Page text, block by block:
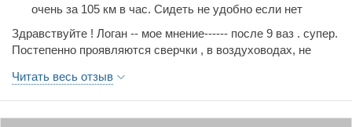
очень за 105 км в час. Сидеть не удобно если нет
заднее сидение. Уплотнитель один , открываешь дверь
грязь. Багажник узкий хоть и большой.
Здравствуйте ! Логан -- мое мнение------ после 9 ваз . супер.
Постепенно проявляются сверчки , в воздуховодах, не
подвески ,мотора . Начну с недостатков...
Читать весь отзыв